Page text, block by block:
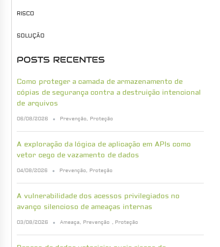
RISCO
SOLUÇÃO
POSTS RECENTES
Como proteger a camada de armazenamento de
cópias de segurança contra a destruição intencional
de arquivos
06/08/2026 Prevenção, Proteção
A exploração da lógica de aplicação em APIs como
vetor cego de vazamento de dados
04/08/2026 Prevenção, Proteção
A vulnerabilidade dos acessos privilegiados no
avanço silencioso de ameaças internas
03/08/2026 Ameaça, Prevenção , Proteção